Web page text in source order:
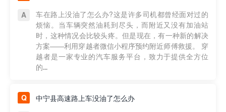
车在路上没油了怎么办?这是许多司机都曾经面对过的
烦恼。当车辆突然油耗到尽头，而附近又没有加油站
时，这种情况会比较头疼。但是现在，有一种新的解决
方案——利用穿越者微信小程序预约附近师傅救援。 穿
越者是一家专业的汽车服务平台，致力于提供全方位
的...
中宁县高速路上车没油了怎么办